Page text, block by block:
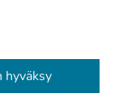
hyväksy